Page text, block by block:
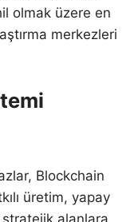
olmak üzere en
merkezleri
Blockchain
üretim, yapay
alanlara